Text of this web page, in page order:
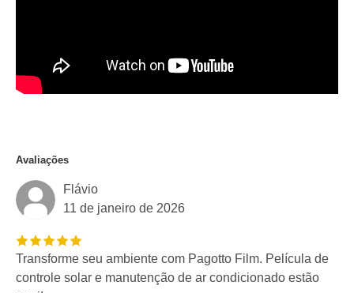
Avaliações
Flávio
11 de janeiro de 2026
Transforme seu ambiente com Pagotto Film. Película de
controle solar e manutenção de ar condicionado estão